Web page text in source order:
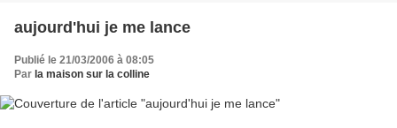
aujourd'hui je me lance
Publié le 21/03/2006 à 08:05
Par la maison sur la colline